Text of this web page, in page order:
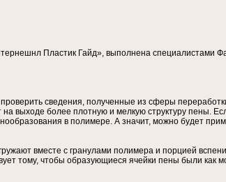
Пластик Гайд», выполнена специалистами
сведения, полученные из сферы
более плотную и мелкую структуру пены.
в полимере. А значит, можно будет
вместе с гранулами полимера и порцией
тому, чтобы образующиеся ячейки пены были как